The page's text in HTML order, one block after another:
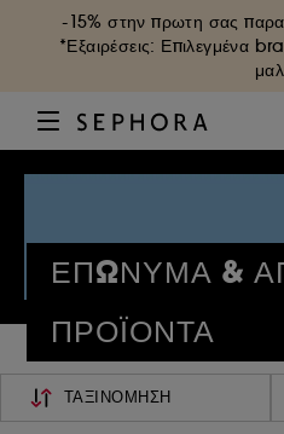
-15% στην πρωτη σας
*Εξαιρέσεις: Επιλεγμένα
ΕΠΩΝΥΜΑ &
ΠΡΟΪΟΝΤΑ
ΤΑΞΙΝΌΜΗΣΗ